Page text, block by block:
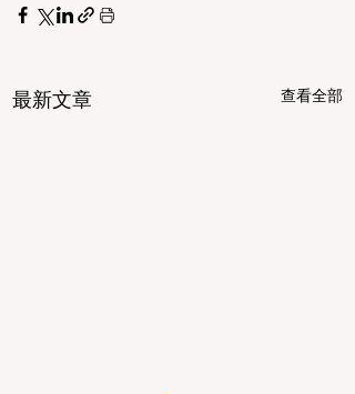
最新文章 查看全部